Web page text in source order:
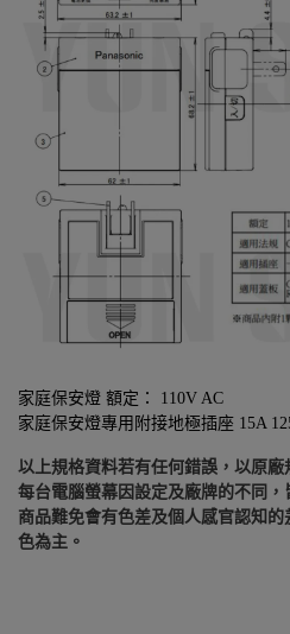
家庭保安燈 額定： 110V AC
家庭保安燈專用附接地極插座 15A
以上規格資料若有任何錯誤，以原廠
每台電腦螢幕因設定及廠牌的不同，
商品難免會有色差及個人感官認知
色為主。